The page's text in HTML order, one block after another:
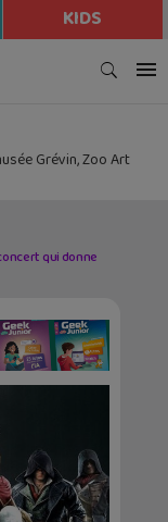
KIDS
Grévin, Zoo Art
qui donne